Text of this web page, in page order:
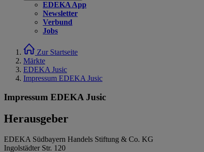
EDEKA App
Newsletter
Verbund
Jobs
Zur Startseite
Märkte
EDEKA Jusic
Impressum EDEKA Jusic
Impressum EDEKA Jusic
Herausgeber
EDEKA Südbayern Handels Stiftung & Co. KG
Ingolstädter Str. 120